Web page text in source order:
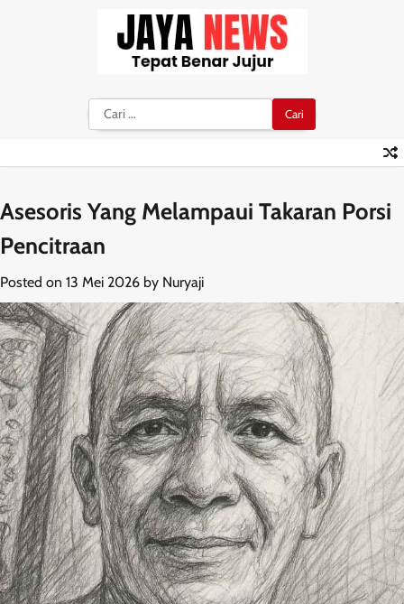
Cari
untuk:
Asesoris Yang Melampaui Takaran Porsi
Pencitraan
Posted on 13 Mei 2026 by Nuryaji